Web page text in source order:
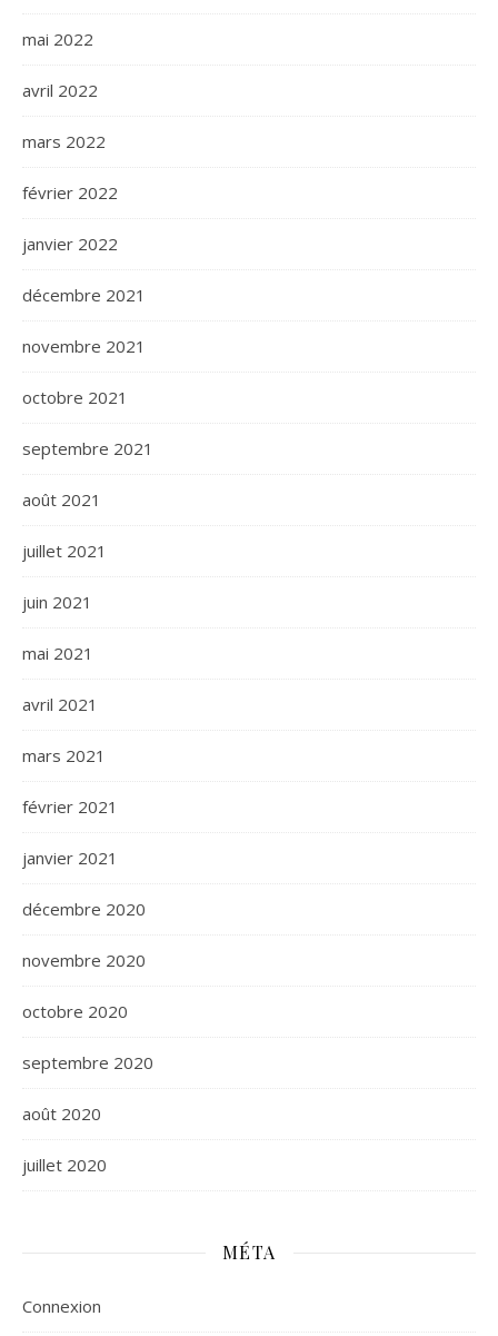
mai 2022
avril 2022
mars 2022
février 2022
janvier 2022
décembre 2021
novembre 2021
octobre 2021
septembre 2021
août 2021
juillet 2021
juin 2021
mai 2021
avril 2021
mars 2021
février 2021
janvier 2021
décembre 2020
novembre 2020
octobre 2020
septembre 2020
août 2020
juillet 2020
MÉTA
Connexion